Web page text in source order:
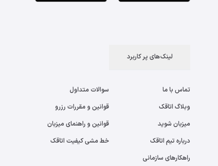
لینک‌های پر کاربرد
تماس با ما
وبلاگ اتاقک
میزبان شوید
درباره تیم اتاقک
راهکارهای سازمانی
سوالات متداول
قوانین و مقررات رزرو
قوانین و راهنمای میزبان
خط مشی کیفیت اتاقک